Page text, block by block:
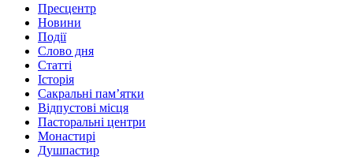
Пресцентр
Новини
Події
Слово дня
Статті
Історія
Сакральні пам’ятки
Відпустові місця
Пасторальні центри
Монастирі
Душпастир